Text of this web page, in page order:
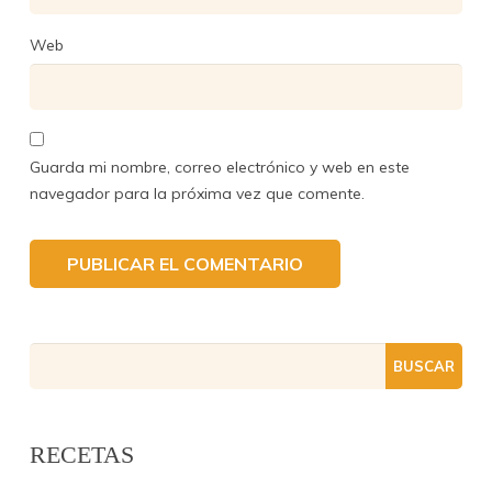
Web
Guarda mi nombre, correo electrónico y web en este
navegador para la próxima vez que comente.
RECETAS